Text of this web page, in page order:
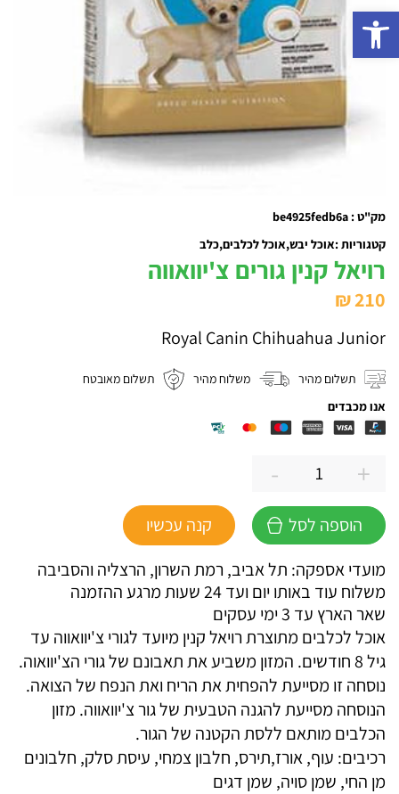
מק"ט : be4925fedb6a
קטגוריות :אוכל יבש אוכל לכלבים כלב
רויאל קנין גורים צ'יוואווה
₪210
Royal Canin Chihuahua Junior
תשלום מהיר משלוח מהיר
תשלום מאובטח
אנו מכבדים
+כמות
של
רויאל
גורים
צ'יוואווה
-
הוספה לסל
קנה עכשיו
מועדי אספקה: תל אביב, רמת השרון, הרצליה והסביבה
משלוח עוד באותו יום ועד 24 שעות מרגע ההזמנה
שאר הארץ עד 3 ימי עסקים
אוכל לכלבים מתוצרת רויאל קנין מיועד לגורי צ'יוואווה עד
גיל 8 חודשים. המזון משביע את תאבונם של גורי הצ'יוואוה.
נוסחה זו מסייעת להפחית את הריח ואת הנפח של הצואה.
הנוסחה מסייעת להגנה הטבעית של גור צ'יוואווה. מזון
הכלבים מותאם ללסת הקטנה של הגור.
רכיבים: עוף, אורז,תירס, חלבון צמחי, עיסת סלק, חלבונים
מן החי, שמן סויה, שמן דגים
פתח סרגל נגישות